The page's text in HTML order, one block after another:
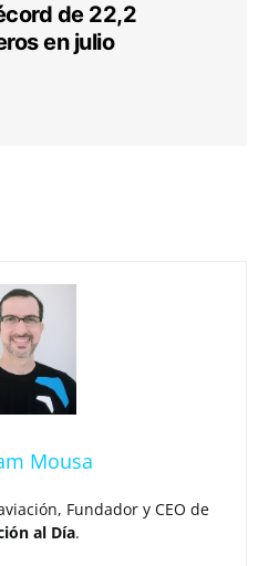
de 22,2
en julio
Mousa
Fundador y CEO de
al Día.